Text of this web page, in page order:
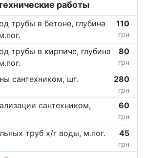
работы
трубы в бетоне, глубина
110
грн
трубы в кирпиче, глубина
80
грн
сантехником, шт. 280
грн
сантехником,
60
грн
труб х/г воды, м.пог. 45
грн